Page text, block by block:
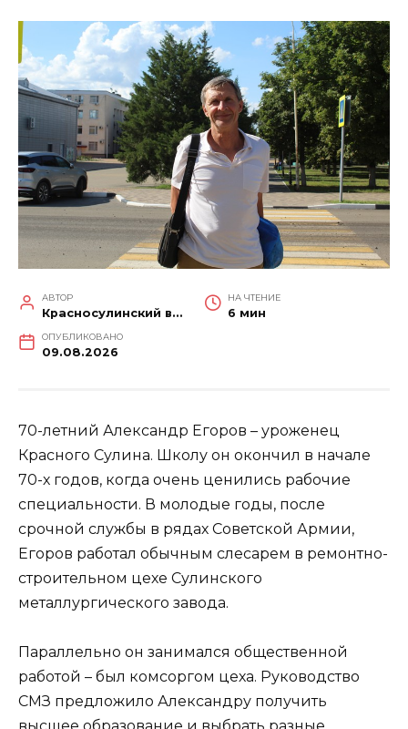
АВТОР
Красносулинский вестник
НА ЧТЕНИЕ
6 мин
ОПУБЛИКОВАНО
09.08.2026
70-летний Александр Егоров – уроженец
Красного Сулина. Школу он окончил в начале
70-х годов, когда очень ценились рабочие
специальности. В молодые годы, после
срочной службы в рядах Советской Армии,
Егоров работал обычным слесарем в ремонтно-
строительном цехе Сулинского
металлургического завода.
Параллельно он занимался общественной
работой – был комсоргом цеха. Руководство
СМЗ предложило Александру получить